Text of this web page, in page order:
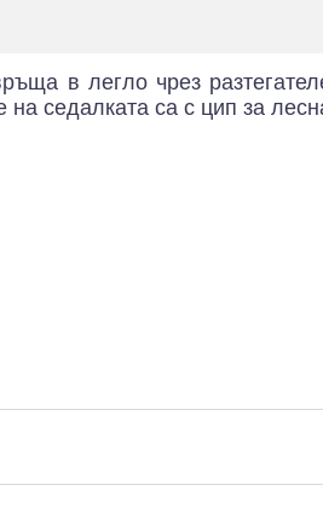
в легло чрез
седалката са с цип за